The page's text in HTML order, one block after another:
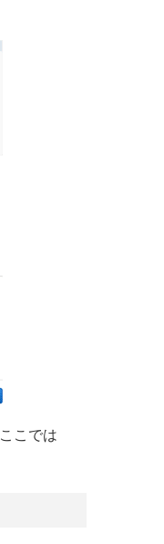
こでは